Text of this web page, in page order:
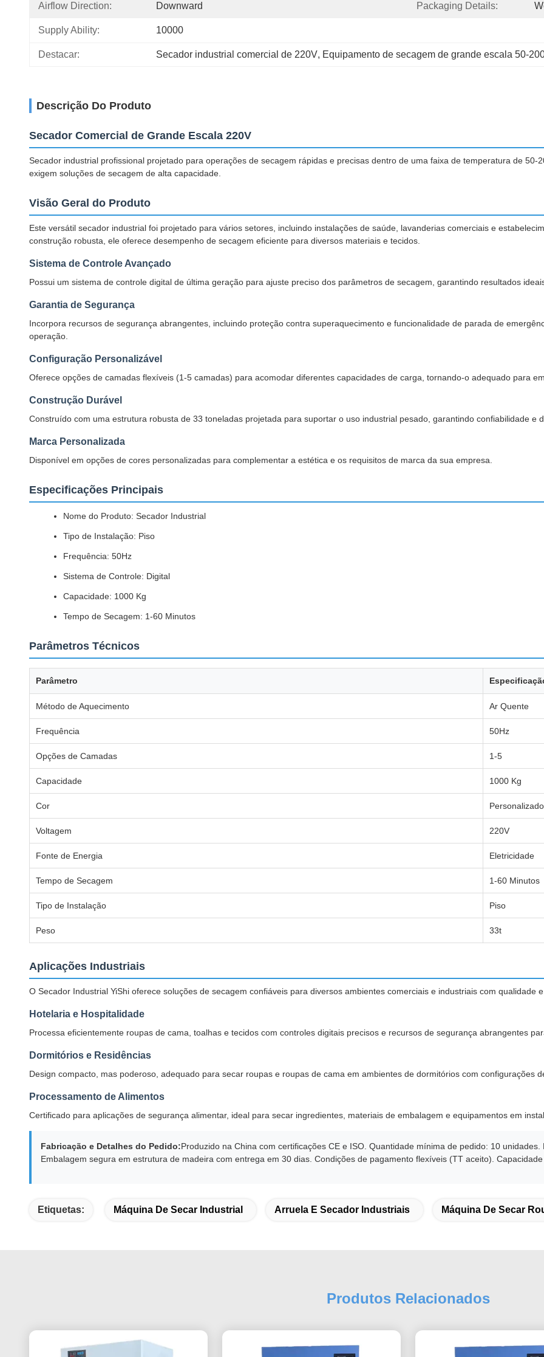
Airflow Direction: Downward Packaging Details:
Supply Ability: 10000
Destacar: Secador industrial comercial de 220V, Equipamento de secagem de grande escala 50-
Descrição Do Produto
Secador Comercial de Grande Escala 220V
Secador industrial profissional projetado para operações de secagem rápidas e precisas dentro de uma faixa de temperatura de 50-
exigem soluções de secagem de alta capacidade.
Visão Geral do Produto
Este versátil secador industrial foi projetado para vários setores, incluindo instalações de saúde, lavanderias comerciais e
construção robusta, ele oferece desempenho de secagem eficiente para diversos materiais e tecidos.
Sistema de Controle Avançado
Possui um sistema de controle digital de última geração para ajuste preciso dos parâmetros de secagem, garantindo resultados
Garantia de Segurança
Incorpora recursos de segurança abrangentes, incluindo proteção contra superaquecimento e funcionalidade de parada de
operação.
Configuração Personalizável
Oferece opções de camadas flexíveis (1-5 camadas) para acomodar diferentes capacidades de carga, tornando-o adequado para
Construção Durável
Construído com uma estrutura robusta de 33 toneladas projetada para suportar o uso industrial pesado, garantindo confiabilidade e
Marca Personalizada
Disponível em opções de cores personalizadas para complementar a estética e os requisitos de marca da sua empresa.
Especificações Principais
Nome do Produto: Secador Industrial
Tipo de Instalação: Piso
Frequência: 50Hz
Sistema de Controle: Digital
Capacidade: 1000 Kg
Tempo de Secagem: 1-60 Minutos
Parâmetros Técnicos
Parâmetro
Método de Aquecimento Ar Quente
Frequência 50Hz
Opções de Camadas 1-5
Capacidade 1000 Kg
Cor Personalizado
Voltagem 220V
Fonte de Energia Eletricidade
Tempo de Secagem 1-60 Minutos
Tipo de Instalação Piso
Peso 33t
Aplicações Industriais
O Secador Industrial YiShi oferece soluções de secagem confiáveis para diversos ambientes comerciais e industriais com qualidade
Hotelaria e Hospitalidade
Processa eficientemente roupas de cama, toalhas e tecidos com controles digitais precisos e recursos de segurança abrangentes
Dormitórios e Residências
Design compacto, mas poderoso, adequado para secar roupas e roupas de cama em ambientes de dormitórios com configurações
Processamento de Alimentos
Certificado para aplicações de segurança alimentar, ideal para secar ingredientes, materiais de embalagem e equipamentos em
Fabricação e Detalhes do Pedido:Produzido na China com certificações CE e ISO. Quantidade mínima de pedido: 10
Embalagem segura em estrutura de madeira com entrega em 30 dias. Condições de pagamento flexíveis (TT aceito).
Etiquetas: Máquina De Secar Industrial Arruela E Secador Industriais Máquina De Secar
Produtos Relacionados